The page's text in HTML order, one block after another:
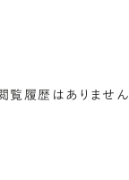
覧履歴はありません